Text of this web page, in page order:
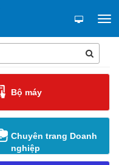
Bộ máy
Chuyên trang Doanh
nghiệp